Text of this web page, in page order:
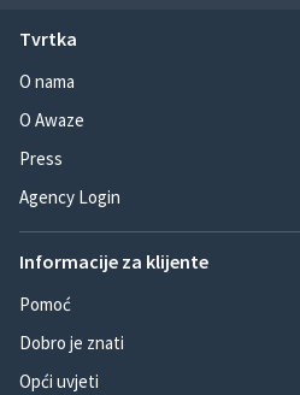
Tvrtka
O nama
O Awaze
Press
Agency Login
Informacije za klijente
Pomoć
Dobro je znati
Opći uvjeti